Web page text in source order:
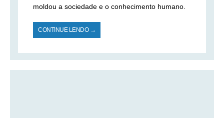
moldou a sociedade e o conhecimento humano.
CONTINUE LENDO →